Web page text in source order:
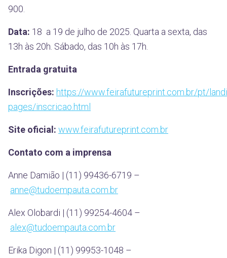
900.
Data: 18 a 19 de julho de 2025. Quarta a sexta, das
13h às 20h. Sábado, das 10h às 17h.
Entrada gratuita
Inscrições: https://www.feirafutureprint.com.br/pt/
pages/inscricao.html
Site oficial: www.feirafutureprint.com.br
Contato com a imprensa
Anne Damião | (11) 99436-6719 –
anne@tudoempauta.com.br
Alex Olobardi | (11) 99254-4604 –
alex@tudoempauta.com.br
Erika Digon | (11) 99953-1048 –